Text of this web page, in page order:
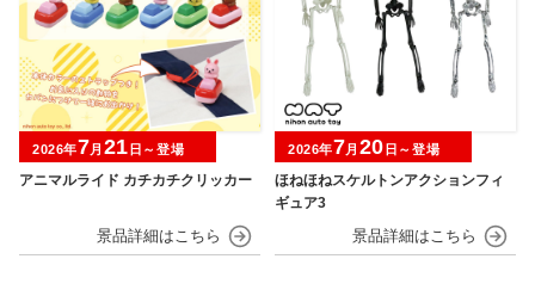
アニマルライド カチカチクリッカー
2026年7月 21 日～登場
ほねほねスケルトンアクションフィ
ギュア3
2026年7月 20 日～登場